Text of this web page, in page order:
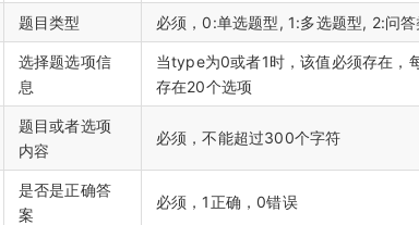
题目类型 必须，0:单选题型, 1:多选题型, 2:问
选择题选项信
息
当type为0或者1时，该值必须存在，
存在20个选项
题目或者选项
内容
必须，不能超过300个字符
是否是正确答
案
必须，1正确，0错误